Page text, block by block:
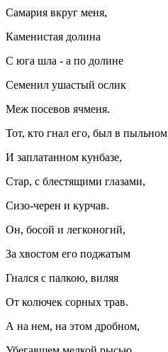
Самария вкруг меня,
Каменистая долина
С юга шла - а по долине
Семенил ушастый ослик
Меж посевов ячменя.
Тот, кто гнал его, был в пыльном
И заплатанном кунбазе,
Стар, с блестящими глазами,
Сизо-черен и курчав.
Он, босой и легконогий,
За хвостом его поджатым
Гнался с палкою, виляя
От колючек сорных трав.
А на нем, на этом дробном,